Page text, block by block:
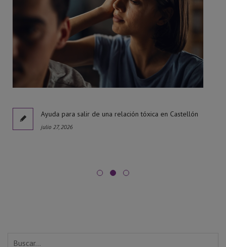
Ayuda para salir de una relación tóxica en Castellón
julio 27, 2026